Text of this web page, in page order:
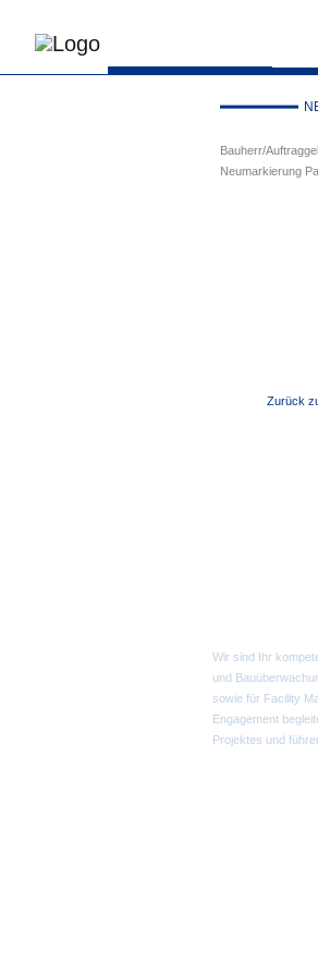
Bauherr/
Neumarkierung
Zurück
Wir sind Ihr
und
sowie für Facility
Engagement
Projektes und